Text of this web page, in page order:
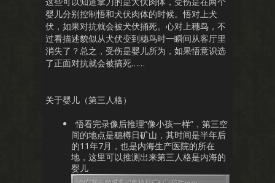
婴儿分别控制悟和犬伏肉体的时候。悟对上犬
伏，如果对抗就会被犬伏捅死。心对上穗鸟，不
过看描述貌似从犬伏变到穗鸟时一瞬间从客厅里
消失了？总之，受伤是婴儿所为，如果悟意识选
了正面对抗就会被搞死……
关于婴儿（第三人格）
悟看完录像后推理“像小孩一样”，第三空
间的地点是穗樽日矿山，其时间是半年后
的11年7月，也是内海生产医院的所在
地，这里可以推测出来第三人格是内海的
婴儿